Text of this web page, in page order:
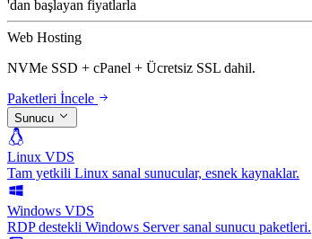
'dan başlayan fiyatlarla
Web Hosting
NVMe SSD + cPanel + Ücretsiz SSL dahil.
Paketleri İncele
Sunucu
Linux VDS
Tam yetkili Linux sanal sunucular, esnek kaynaklar.
Windows VDS
RDP destekli Windows Server sanal sunucu paketleri.